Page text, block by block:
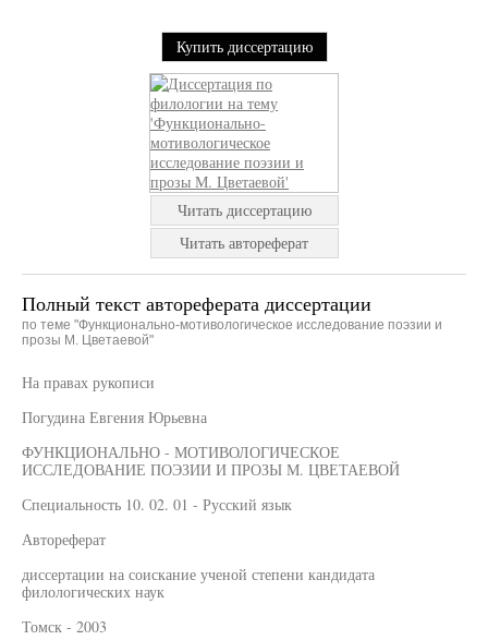
Купить диссертацию
Читать диссертацию
Читать автореферат
Полный текст автореферата диссертации
по теме "Функционально-мотивологическое исследование поэзии и
прозы М. Цветаевой"
На правах рукописи
Погудина Евгения Юрьевна
ФУНКЦИОНАЛЬНО - МОТИВОЛОГИЧЕСКОЕ
ИССЛЕДОВАНИЕ ПОЭЗИИ И ПРОЗЫ М. ЦВЕТАЕВОЙ
Специальность 10. 02. 01 - Русский язык
Автореферат
диссертации на соискание ученой степени кандидата
филологических наук
Томск - 2003